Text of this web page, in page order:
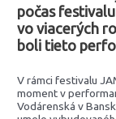
počas
vo viacerých
boli tieto
V rámci festivalu
moment v
Vodárenská v